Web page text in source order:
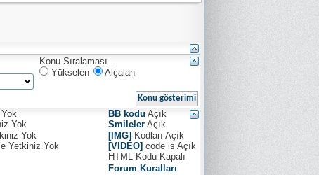
Konu Sıralaması..
Yükselen
Alçalan
Yok
Yok
Yok
Yetkiniz Yok
BB kodu Açık
Smileler Açık
[IMG]Kodları Açık
[VIDEO] code is Açık
HTML-Kodu Kapalı
Forum Kuralları